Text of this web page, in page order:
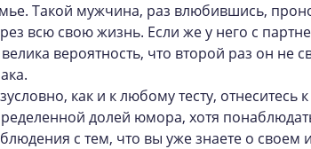
Такой мужчина, раз влюбившись,
всю свою жизнь. Если же у него с
вероятность, что второй раз он не
как и к любому тесту, отнеситесь
долей юмора, хотя
с тем, что вы уже знаете о своем